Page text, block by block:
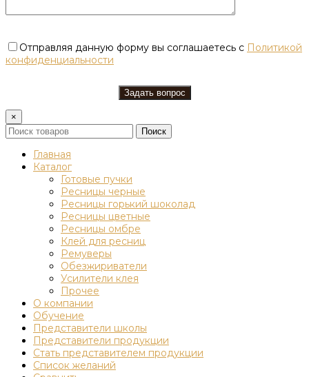
Отправляя данную форму вы соглашаетесь с Политикой
конфиденциальности
×
Поиск
Главная
Каталог
Готовые пучки
Ресницы черные
Ресницы горький шоколад
Ресницы цветные
Ресницы омбре
Клей для ресниц
Ремуверы
Обезжириватели
Усилители клея
Прочее
О компании
Обучение
Представители школы
Представители продукции
Стать представителем продукции
Список желаний